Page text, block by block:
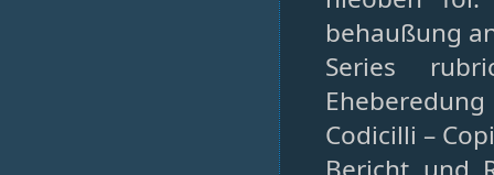
behaußung
Series
Codicilli –